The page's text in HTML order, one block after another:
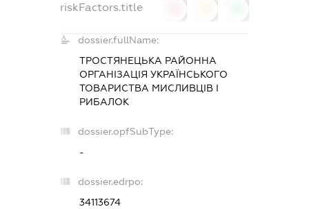
riskFactors.title
dossier.fullName:
ТРОСТЯНЕЦЬКА РАЙОННА
ОРГАНІЗАЦІЯ УКРАЇНСЬКОГО
ТОВАРИСТВА МИСЛИВЦІВ І
РИБАЛОК
dossier.opfSubType:
-
dossier.edrpo:
34113674